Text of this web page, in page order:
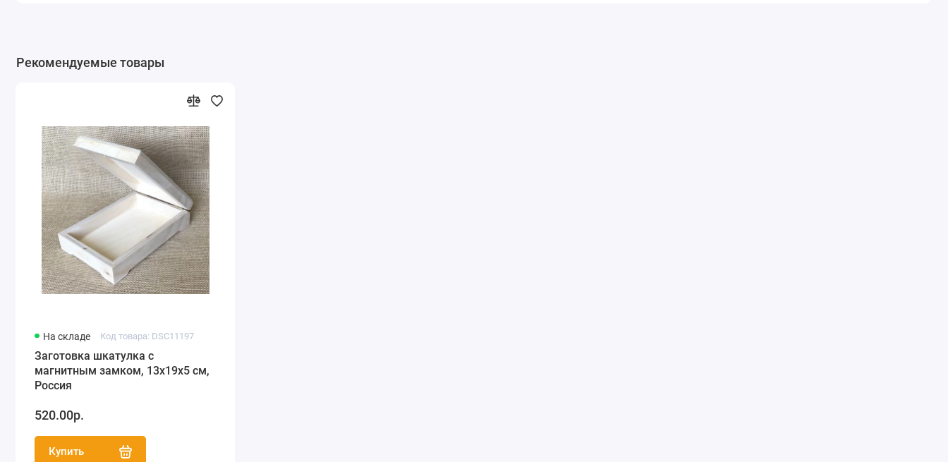
Рекомендуемые товары
На складе Код товара: DSC11197
Заготовка шкатулка с
магнитным замком, 13х19х5 см,
Россия
520.00р.
Купить